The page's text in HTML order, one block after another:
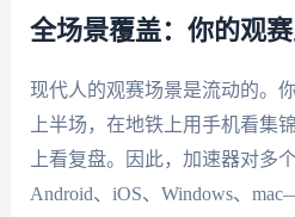
全场景覆盖：你的观
现代人的观赛场景是流动的。
上半场，在地铁上用手机看集
上看复盘。因此，加速器对
Android、iOS、Windows、